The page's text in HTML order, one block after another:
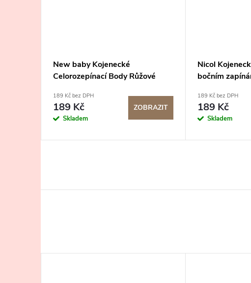
New baby Kojenecké
Celorozepínací Body Růžové
189 Kč bez DPH
189 Kč
Skladem
ZOBRAZIT
Nicol
bočním
189 Kč bez DPH
189 Kč
Skladem